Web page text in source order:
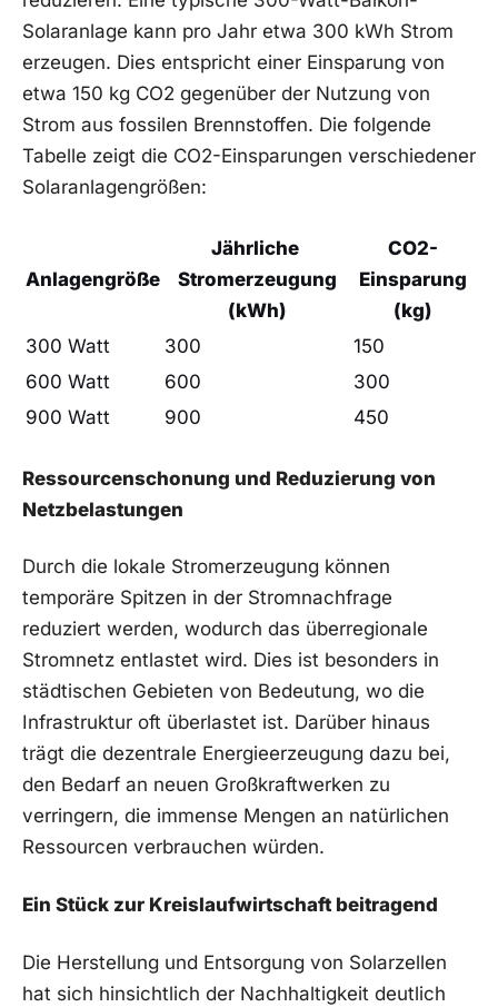
Solaranlage kann pro⁣ Jahr etwa 300 kWh Strom
erzeugen. Dies entspricht einer Einsparung ​von
⁢etwa ‌150⁤ kg CO2‌ gegenüber ‍der Nutzung von
Strom aus ​fossilen Brennstoffen. Die folgende
Tabelle zeigt die CO2-Einsparungen verschiedener
⁤Solaranlagengrößen:
Anlagengröße
Jährliche ​
Stromerzeugung
(kWh)
CO2-
Einsparung
(kg)
300 Watt
300
150
600 Watt
600
300
900 Watt
900 450
Ressourcenschonung und​ Reduzierung von
Netzbelastungen
Durch die lokale ​Stromerzeugung ‌können
⁣temporäre Spitzen in der Stromnachfrage
reduziert werden, wodurch das überregionale
Stromnetz entlastet wird. Dies ist besonders in
städtischen​ Gebieten von Bedeutung, wo die
‍Infrastruktur oft ‍überlastet‌ ist. Darüber hinaus ​
trägt die dezentrale Energieerzeugung ​dazu bei,
den Bedarf an⁣ neuen⁤ Großkraftwerken zu
verringern, die⁣ immense Mengen an natürlichen
Ressourcen ⁣verbrauchen würden.
Ein ‌Stück zur​ Kreislaufwirtschaft ⁢beitragend
Die ⁢Herstellung und Entsorgung von Solarzellen⁢
hat sich hinsichtlich der Nachhaltigkeit deutlich